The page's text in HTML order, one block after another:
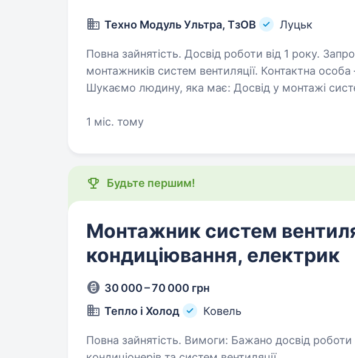
Техно Модуль Ультра, ТзОВ Луцьк
Повна зайнятість. Досвід роботи від 1 року. Запрошуємо в команду
монтажників систем вентиляції. Контактна
Шукаємо людину, яка має: Досвід у монтажі систем вентиляції:
1 міс. тому
Будьте першим!
Монтажник систем
кондиціювання, електрик
30 000 – 70 000 грн
Тепло і Холод
Ковель
Повна зайнятість. Вимоги: Бажано досвід роботи в встановленні